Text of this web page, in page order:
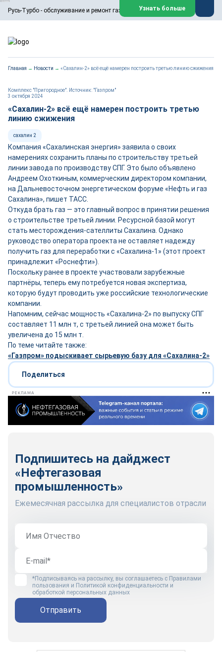
Русь-Турбо - обслуживание и ремонт газовых паровых турбин
ООО «Русь-Турбо» занимается сервисом газовых и паровых
турбин, комплексным ремонтом, восстановлением,
техническим обслуживанием оборудования ТЭС,
работают на нефтегазовых, нефтехимических,
металлургических и других предприятиях.
Реклама. ООО «Русь-Турбо», ИНН 7802588950
Перейти на сайт
Узнать больше
Главная → Новости → «Сахалин-2» всё ещё намерен построить третью линию сжижения
3 октября 2024
Комплекс "Пригородное". Источник: "Газпром"
«Сахалин-2» всё ещё намерен построить третью
линию сжижения
сахалин 2
Компания «Сахалинская энергия» заявила о своих
намерениях сохранить планы по строительству третьей
линии завода по производству СПГ. Это было объявлено
Андреем Охоткиным, коммерческим директором компании,
на Дальневосточном энергетическом форуме «Нефть и газ
Сахалина», пишет ТАСС.
Откуда брать газ — это главный вопрос в принятии решения
о строительстве третьей линии. Ресурсной базой могут
стать месторождения-сателлиты Сахалина. Однако
руководство оператора проекта не оставляет надежду
получить газ для переработки с «Сахалина-1» (этот проект
принадлежит «Роснефти»).
Поскольку ранее в проекте участвовали зарубежные
партнёры, теперь ему потребуется новая экспертиза,
которую будут проводить уже российские технологические
компании.
Напомним, сейчас мощность «Сахалина-2» по выпуску СПГ
составляет 11 млн т, с третьей линией она может быть
увеличена до 15 млн т.
По теме читайте также:
«Газпром» подыскивает сырьевую базу для «Сахалина-2»
Поделиться
РЕКЛАМА
Подпишитесь на дайджест
«Нефтегазовая
промышленность»
Ежемесячная рассылка для специалистов отрасли
*Подписываясь на рассылку, вы соглашаетесь с Правилами
пользования и Политикой конфиденциальности и
обработкой персональных данных
Отправить